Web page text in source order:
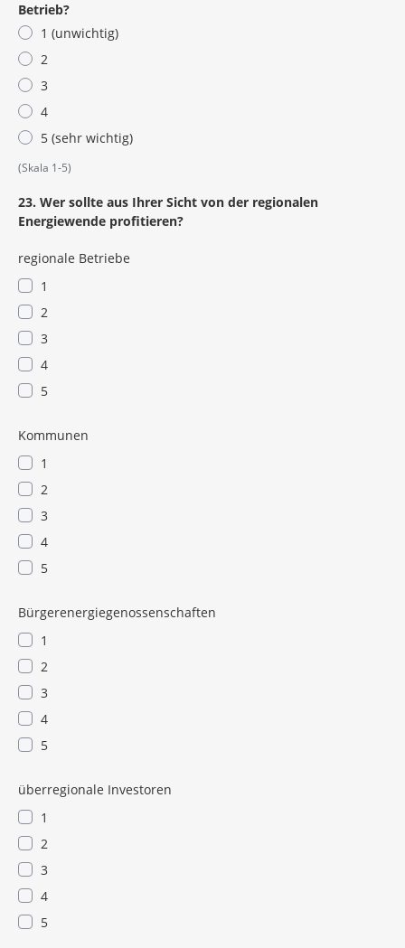
Betrieb?
1 (unwichtig)
2
3
4
5 (sehr wichtig)
(Skala 1-5)
23. Wer sollte aus Ihrer Sicht von der regionalen
Energiewende profitieren?
regionale Betriebe
1
2
3
4
5
Kommunen
1
2
3
4
5
Bürgerenergiegenossenschaften
1
2
3
4
5
überregionale Investoren
1
2
3
4
5